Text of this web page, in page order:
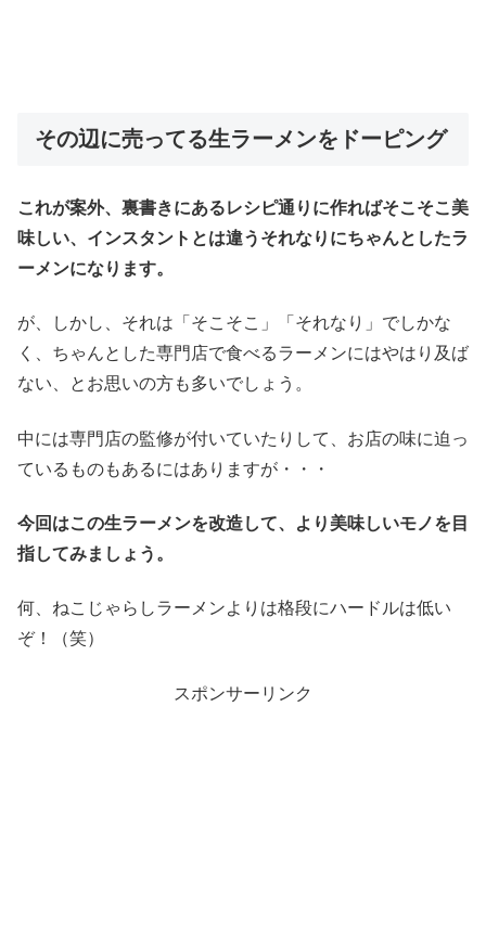
その辺に売ってる生ラーメンをドーピング
これが案外、裏書きにあるレシピ通りに作ればそこそこ美
味しい、インスタントとは違うそれなりにちゃんとしたラ
ーメンになります。
が、しかし、それは「そこそこ」「それなり」でしかな
く、ちゃんとした専門店で食べるラーメンにはやはり及ば
ない、とお思いの方も多いでしょう。
中には専門店の監修が付いていたりして、お店の味に迫っ
ているものもあるにはありますが・・・
今回はこの生ラーメンを改造して、より美味しいモノを目
指してみましょう。
何、ねこじゃらしラーメンよりは格段にハードルは低い
ぞ！（笑）
スポンサーリンク